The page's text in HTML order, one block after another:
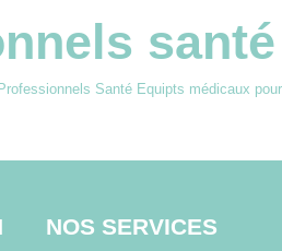
Santé Equipts médicaux
NOS SERVICES